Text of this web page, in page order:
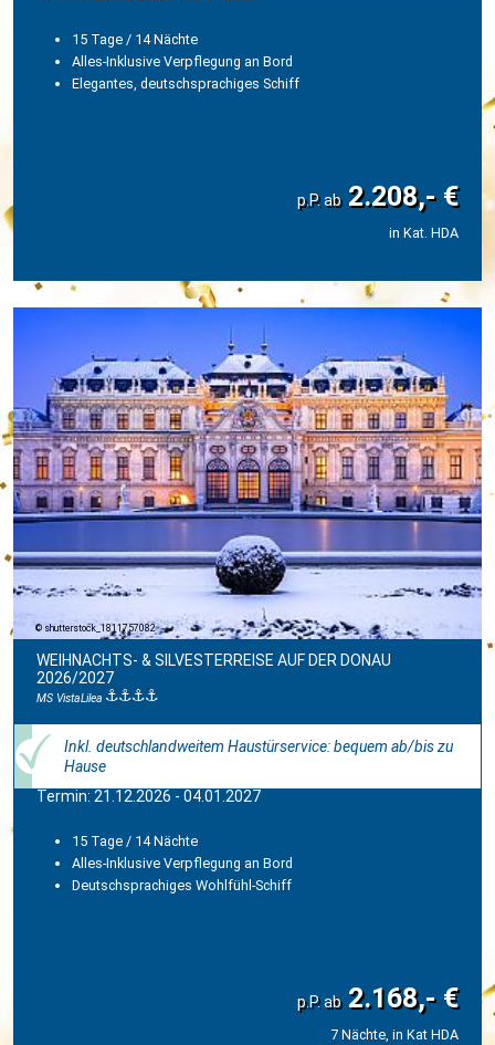
15 Tage / 14 Nächte
Alles-Inklusive Verpflegung an Bord
Elegantes, deutschsprachiges Schiff
2.208,- €
in Kat. HDA
shutterstock_1811757082
WEIHNACHTS- & SILVESTERREISE AUF DER DONAU
2026/2027
MS VistaLilea
Inkl. deutschlandweitem Haustürservice: bequem ab/bis zu
Hause
Termin: 21.12.2026 - 04.01.2027
15 Tage / 14 Nächte
Alles-Inklusive Verpflegung an Bord
Deutschsprachiges Wohlfühl-Schiff
2.168,- €
7 Nächte, in Kat HDA